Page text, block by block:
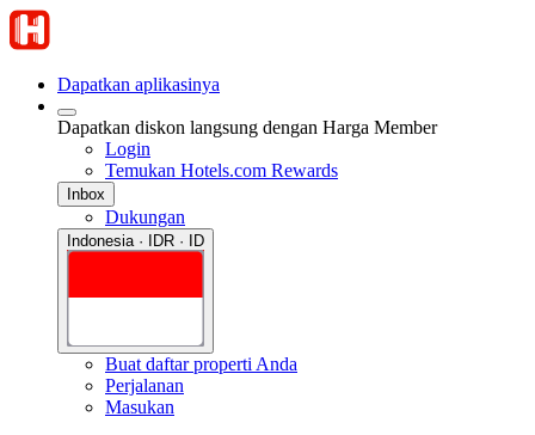
Dapatkan aplikasinya
Dapatkan diskon langsung dengan Harga Member
Login
Temukan Hotels.com Rewards
Inbox
Dukungan
Indonesia · IDR · ID
Buat daftar properti Anda
Perjalanan
Masukan